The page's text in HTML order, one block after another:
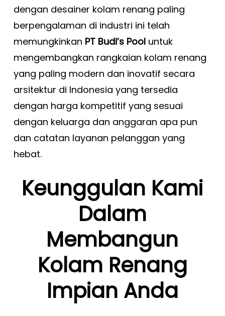
dengan desainer kolam renang paling
berpengalaman di industri ini telah
memungkinkan PT Budi’s Pooluntuk
mengembangkan rangkaian kolam renang
yang paling modern dan inovatif secara
arsitektur di Indonesia yang tersedia
dengan harga kompetitif yang sesuai
dengan keluarga dan anggaran apa pun
dan catatan layanan pelanggan yang
hebat.
Keunggulan Kami
Dalam
Membangun
Kolam Renang
Impian Anda